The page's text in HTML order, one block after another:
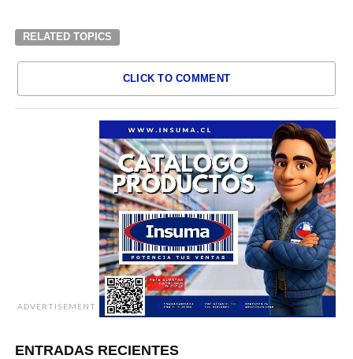
RELATED TOPICS
CLICK TO COMMENT
ADVERTISEMENT
ENTRADAS RECIENTES